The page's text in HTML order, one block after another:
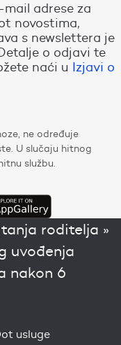
adrese za
novostima,
s newslettera je
o odjavi te
naći u Izjavi o
ne određuje
U slučaju hitnog
službu.
roditelja »
uvođenja
nakon 6
usluge